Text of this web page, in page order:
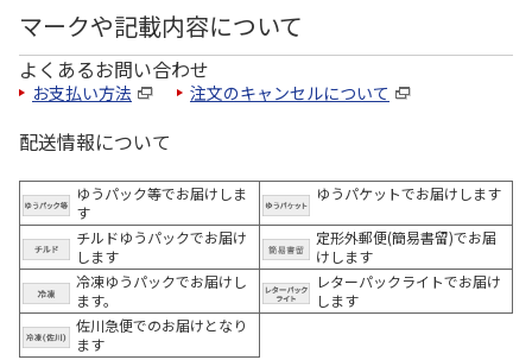
マークや記載内容について
よくあるお問い合わせ
お支払い方法 注文のキャンセルについて
配送情報について
ゆうパック等でお届けしま
す
ゆうパケットでお届けします
チルドゆうパックでお届け
します
定形外郵便(簡易書留)でお届
けします
冷凍ゆうパックでお届けし
ます。
レターパックライトでお届け
します
佐川急便でのお届けとなり
ます